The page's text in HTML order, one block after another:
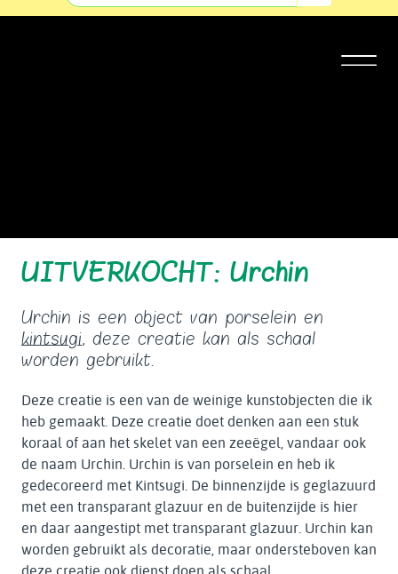
UITVERKOCHT: Urchin
Urchin is een object van porselein en
kintsugi, deze creatie kan als schaal
worden gebruikt.
Deze creatie is een van de weinige kunstobjecten die ik
heb gemaakt. Deze creatie doet denken aan een stuk
koraal of aan het skelet van een zeeëgel, vandaar ook
de naam Urchin. Urchin is van porselein en heb ik
gedecoreerd met Kintsugi. De binnenzijde is geglazuurd
met een transparant glazuur en de buitenzijde is hier
en daar aangestipt met transparant glazuur. Urchin kan
worden gebruikt als decoratie, maar ondersteboven kan
deze creatie ook dienst doen als schaal.